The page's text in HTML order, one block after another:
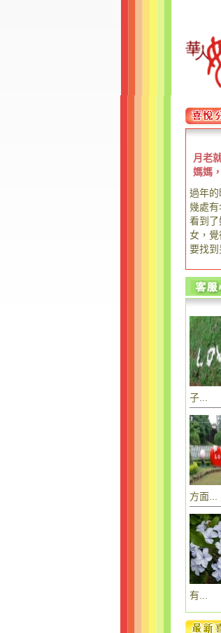
月老
媽媽
過年的
幾處有
看到了
女，
要找到
子...
方面...
有...